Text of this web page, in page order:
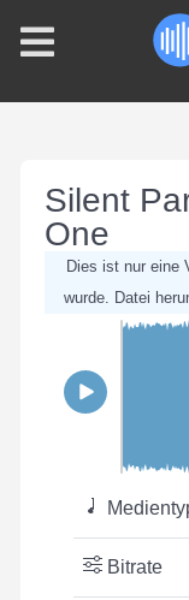
Silent
One
Dies ist nur eine
wurde. Datei
Bitrate